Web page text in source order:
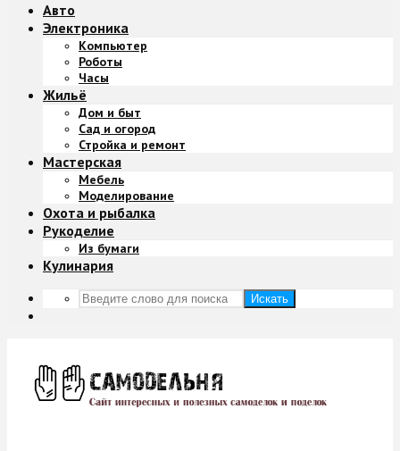
Авто
Электроника
Компьютер
Роботы
Часы
Жильё
Дом и быт
Сад и огород
Стройка и ремонт
Мастерская
Мебель
Моделирование
Охота и рыбалка
Рукоделие
Из бумаги
Кулинария
Искать